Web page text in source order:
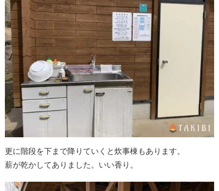
更に階段を下まで降りていくと炊事棟もあります。
薪が乾かしてありました。いい香り。